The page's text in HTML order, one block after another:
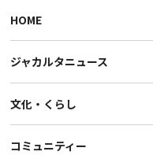
HOME
ジャカルタニュース
文化・くらし
コミュニティー